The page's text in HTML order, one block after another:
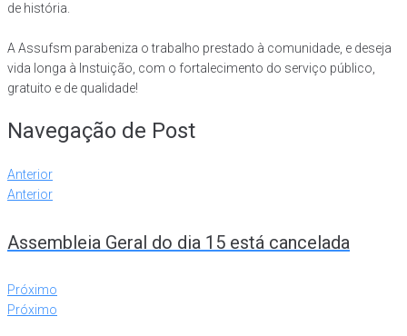
de história.
A Assufsm parabeniza o trabalho prestado à comunidade, e deseja
vida longa à Instuição, com o fortalecimento do serviço público,
gratuito e de qualidade!
Navegação de Post
Anterior
Anterior
Assembleia Geral do dia 15 está cancelada
Próximo
Próximo